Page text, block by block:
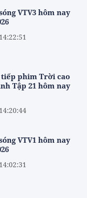
VTV3 hôm nay
phim Trời cao
Tập 21 hôm nay
VTV1 hôm nay